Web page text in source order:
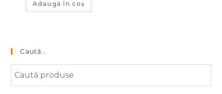
Adaugă în coș
Caută…